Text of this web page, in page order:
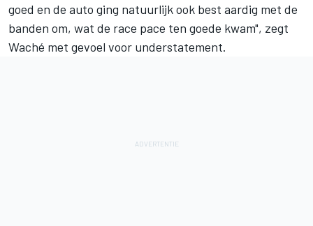
goed en de auto ging natuurlijk ook best aardig met de
banden om, wat de race pace ten goede kwam", zegt
Waché met gevoel voor understatement.